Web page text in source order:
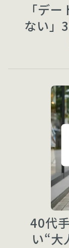
「デ
ない」
40代
い“大